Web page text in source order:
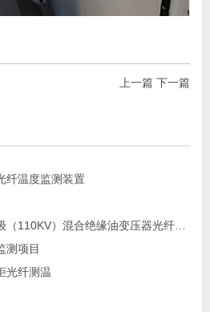
上一篇 下一篇
纤温度监测装置
测项目
光纤测温